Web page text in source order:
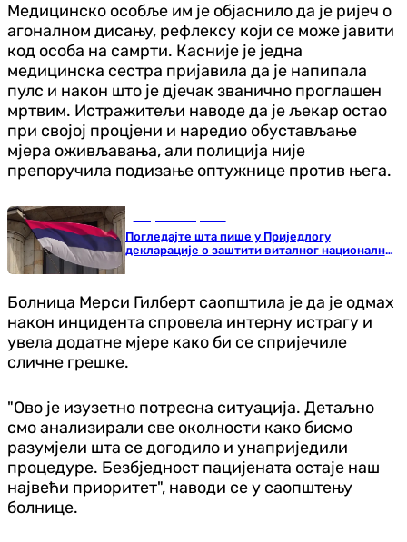
Медицинско особље им је објаснило да је ријеч о
агоналном дисању, рефлексу који се може јавити
код особа на самрти. Касније је једна
медицинска сестра пријавила да је напипала
пулс и након што је дјечак званично проглашен
мртвим. Истражитељи наводе да је љекар остао
при својој процјени и наредио обустављање
мјера оживљавања, али полиција није
препоручила подизање оптужнице против њега.
Погледајте шта пише у Приједлогу
декларације о заштити виталног националног
Болница Мерси Гилберт саопштила је да је одмах
након инцидента спровела интерну истрагу и
увела додатне мјере како би се спријечиле
сличне грешке.
"Ово је изузетно потресна ситуација. Детаљно
смо анализирали све околности како бисмо
разумјели шта се догодило и унаприједили
процедуре. Безбједност пацијената остаје наш
највећи приоритет", наводи се у саопштењу
болнице.